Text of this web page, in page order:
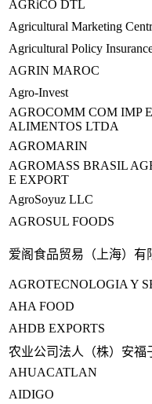
AGRiCO DTL
Agricultural Marketing
Agricultural Policy
AGRIN MAROC
Agro-Invest
AGROCOMM COM IMP
ALIMENTOS LTDA
AGROMARIN
AGROMASS BRASIL
E EXPORT
AgroSoyuz LLC
AGROSUL FOODS
爱阁食品贸易（上海）有
AGROTECNOLOGIA Y
AHA FOOD
AHDB EXPORTS
农业公司法人（株）安福
AHUACATLAN
AIDIGO